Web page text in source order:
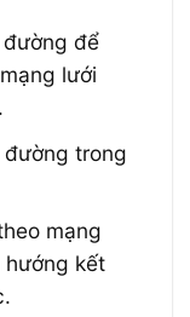
để
lưới
trong
mạng
hướng kết